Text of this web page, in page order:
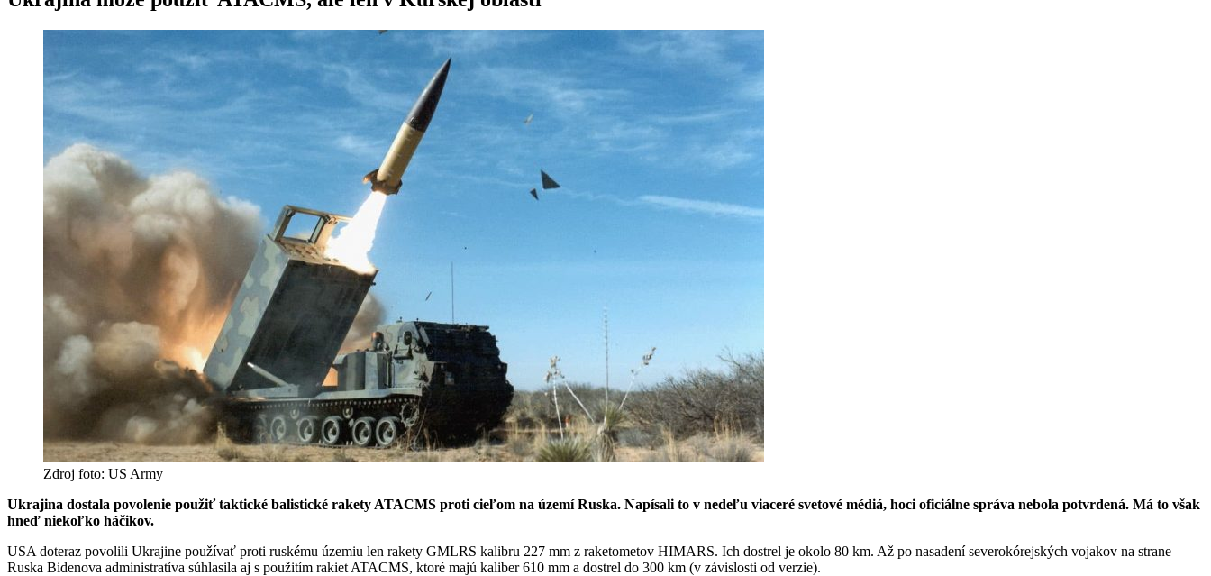
Zdroj foto: US Army
Ukrajina dostala povolenie použiť taktické balistické rakety ATACMS proti cieľom na území Ruska. Napísali to v nedeľu viaceré svetové médiá, hoci oficiálne správa nebola potvrdená. Má to však
hneď niekoľko háčikov.
USA doteraz povolili Ukrajine používať proti ruskému územiu len rakety GMLRS kalibru 227 mm z raketometov HIMARS. Ich dostrel je okolo 80 km. Až po nasadení severokórejských vojakov na strane
Ruska Bidenova administratíva súhlasila aj s použitím rakiet ATACMS, ktoré majú kaliber 610 mm a dostrel do 300 km (v závislosti od verzie).